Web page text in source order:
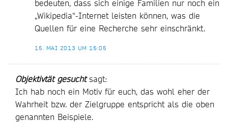
bedeuten, dass sich einige Familien nur noch ein
„Wikipedia“-Internet leisten können, was die
Quellen für eine Recherche sehr einschränkt.
15. MAI 2013 UM 15:05
Objektivtät gesucht sagt:
Ich hab noch ein Motiv für euch, das wohl eher der
Wahrheit bzw. der Zielgruppe entspricht als die oben
genannten Beispiele.